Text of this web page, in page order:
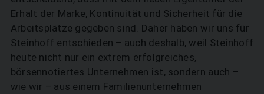
Erhalt der Marke, Kontinuität und Sicherheit für die
Arbeitsplätze gegeben sind. Daher haben wir uns für
Steinhoff entschieden – auch deshalb, weil Steinhoff
heute nicht nur ein extrem erfolgreiches,
börsennotiertes Unternehmen ist, sondern auch –
wie wir – aus einem Familienunternehmen